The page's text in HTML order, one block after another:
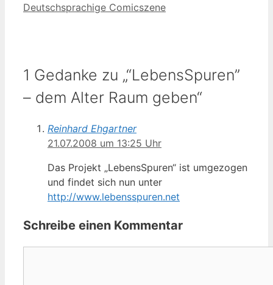
Deutschsprachige Comicszene
1 Gedanke zu „“LebensSpuren”
– dem Alter Raum geben“
Reinhard Ehgartner
21.07.2008 um 13:25 Uhr
Das Projekt „LebensSpuren“ ist umgezogen
und findet sich nun unter
http://www.lebensspuren.net
Schreibe einen Kommentar